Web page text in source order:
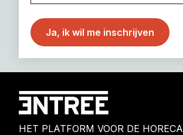
HET PLATFORM VOOR DE HORECA